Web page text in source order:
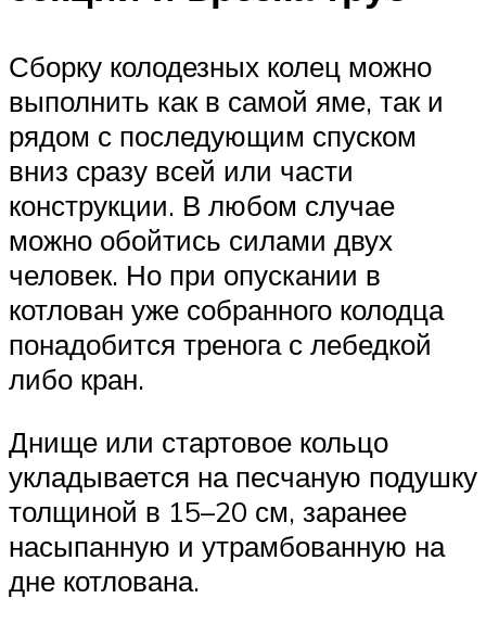
Сборку колодезных колец можно
выполнить как в самой яме, так и
рядом с последующим спуском
вниз сразу всей или части
конструкции. В любом случае
можно обойтись силами двух
человек. Но при опускании в
котлован уже собранного колодца
понадобится тренога с лебедкой
либо кран.
Днище или стартовое кольцо
укладывается на песчаную подушку
толщиной в 15–20 см, заранее
насыпанную и утрамбованную на
дне котлована.